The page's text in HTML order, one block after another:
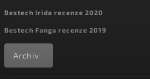
Bestech Irida recenze 2020
Bestech Fanga recenze 2019
Archiv